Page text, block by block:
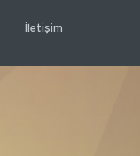
İletişim